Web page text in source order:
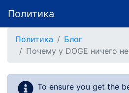
Политика
Политика
Блог
Почему у DOGE ничего
To ensure you get the